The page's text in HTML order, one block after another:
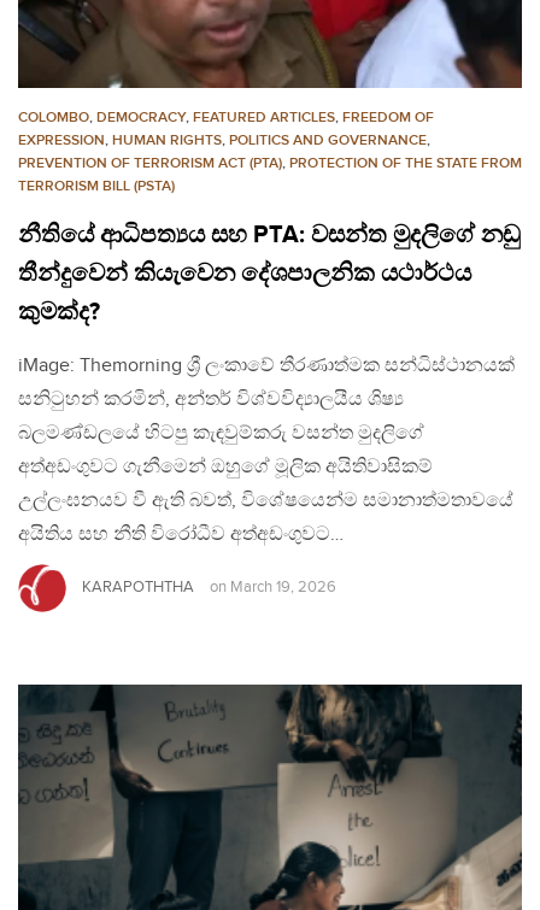
COLOMBO, DEMOCRACY, FEATURED ARTICLES, FREEDOM OF
EXPRESSION, HUMAN RIGHTS, POLITICS AND GOVERNANCE,
PREVENTION OF TERRORISM ACT (PTA), PROTECTION OF THE STATE FROM
TERRORISM BILL (PSTA)
නීතියේ ආධිපත්‍යය සහ PTA: වසන්ත මුදලිගේ නඩු
තීන්දුවෙන් කියැවෙන දේශපාලනික යථාර්ථය
කුමක්ද?
iMage: Themorning ශ්‍රී ලංකාවේ තීරණාත්මක සන්ධිස්ථානයක්
සනිටුහන් කරමින්, අන්තර් විශ්වවිද්‍යාලයීය ශිෂ්‍ය
බලමණ්ඩලයේ හිටපු කැඳවුම්කරු වසන්ත මුදලිගේ
අත්අඩංගුවට ගැනීමෙන් ඔහුගේ මූලික අයිතිවාසිකම්
උල්ලංඝනයව වී ඇති බවත්, විශේෂයෙන්ම සමානාත්මතාවයේ
අයිතිය සහ නීති විරෝධීව අත්අඩංගුවට…
KARAPOTHTHA on March 19, 2026